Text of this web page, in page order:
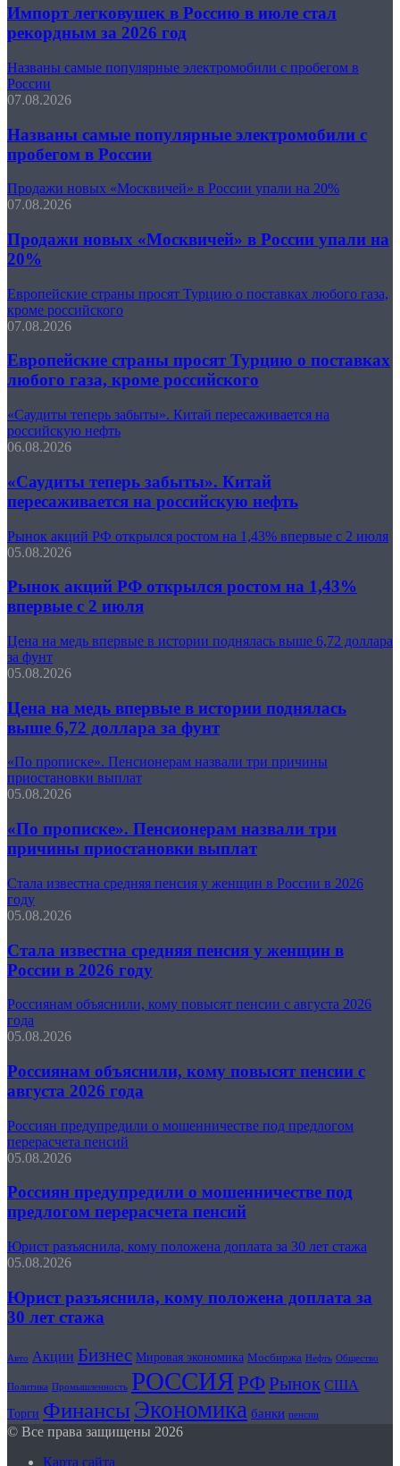
Импорт легковушек в Россию в июле стал
рекордным за 2026 год
Названы самые популярные электромобили с пробегом в
России
07.08.2026
Названы самые популярные электромобили с
пробегом в России
Продажи новых «Москвичей» в России упали на 20%
07.08.2026
Продажи новых «Москвичей» в России упали на
20%
Европейские страны просят Турцию о поставках любого газа,
кроме российского
07.08.2026
Европейские страны просят Турцию о поставках
любого газа, кроме российского
«Саудиты теперь забыты». Китай пересаживается на
российскую нефть
06.08.2026
«Саудиты теперь забыты». Китай
пересаживается на российскую нефть
Рынок акций РФ открылся ростом на 1,43% впервые с 2 июля
05.08.2026
Рынок акций РФ открылся ростом на 1,43%
впервые с 2 июля
Цена на медь впервые в истории поднялась выше 6,72 доллара
за фунт
05.08.2026
Цена на медь впервые в истории поднялась
выше 6,72 доллара за фунт
«По прописке». Пенсионерам назвали три причины
приостановки выплат
05.08.2026
«По прописке». Пенсионерам назвали три
причины приостановки выплат
Стала известна средняя пенсия у женщин в России в 2026
году
05.08.2026
Стала известна средняя пенсия у женщин в
России в 2026 году
Россиянам объяснили, кому повысят пенсии с августа 2026
года
05.08.2026
Россиянам объяснили, кому повысят пенсии с
августа 2026 года
Россиян предупредили о мошенничестве под предлогом
перерасчета пенсий
05.08.2026
Россиян предупредили о мошенничестве под
предлогом перерасчета пенсий
Юрист разъяснила, кому положена доплата за 30 лет стажа
05.08.2026
Юрист разъяснила, кому положена доплата за
30 лет стажа
Авто Акции Бизнес Мировая экономика Мосбиржа Нефть Общество
Политика Промышленность РОССИЯРФРынок США
Торги Финансы Экономика банки пенсии
© Все права защищены 2026
Карта сайта